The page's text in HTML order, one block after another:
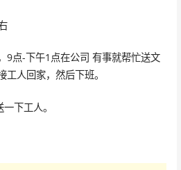
9点-下午1点在公司 有事就帮忙送文
人回家，然后下班。
下工人。